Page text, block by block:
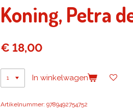
Koning, Petra
€ 18,00
In winkelwagen
Artikelnummer: 9789492754752